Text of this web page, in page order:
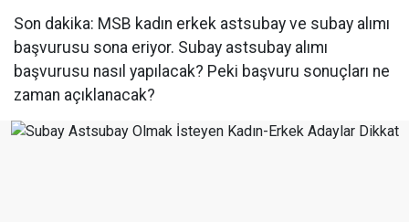
Son dakika: MSB kadın erkek astsubay ve subay alımı
başvurusu sona eriyor. Subay astsubay alımı
başvurusu nasıl yapılacak? Peki başvuru sonuçları ne
zaman açıklanacak?